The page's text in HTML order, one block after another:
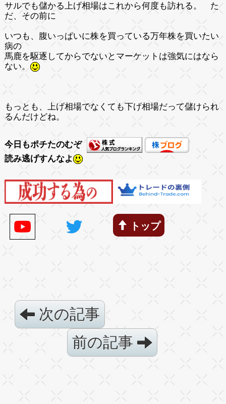
サルでも儲かる上げ相場はこれから何度も訪れる。 た
だ、その前に
いつも、腹いっぱいに株を買っている万年株を買いたい
病の
馬鹿を駆逐してからでないとマーケットは強気にはなら
ない。
もっとも、上げ相場でなくても下げ相場だって儲けられ
るんだけどね。
今日もポチたのむぞ
読み逃げすんなよ
トップ
次の記事
前の記事